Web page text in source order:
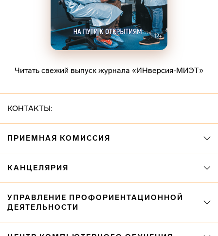
Читать свежий выпуск журнала «ИНверсия-МИЭТ»
КОНТАКТЫ:
ПРИЕМНАЯ КОМИССИЯ
КАНЦЕЛЯРИЯ
УПРАВЛЕНИЕ ПРОФОРИЕНТАЦИОННОЙ
ДЕЯТЕЛЬНОСТИ